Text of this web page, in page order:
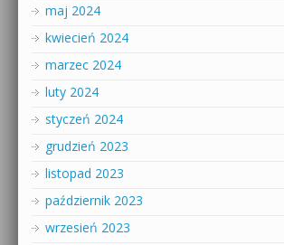
maj 2024
kwiecień 2024
marzec 2024
luty 2024
styczeń 2024
grudzień 2023
listopad 2023
październik 2023
wrzesień 2023